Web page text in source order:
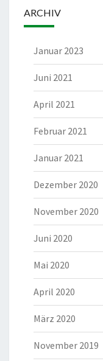
ARCHIV
Januar 2023
Juni 2021
April 2021
Februar 2021
Januar 2021
Dezember 2020
November 2020
Juni 2020
Mai 2020
April 2020
März 2020
November 2019